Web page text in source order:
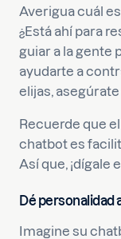
Averigua cuál
¿Está ahí para
guiar a la gente
ayudarte a
elijas,
Recuerde que
chatbot es
Así que,
Dé personalidad
Imagine su